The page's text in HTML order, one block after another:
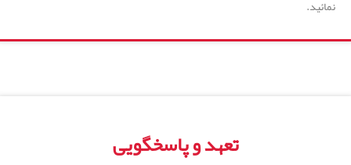
نمائید.
تعهد و پاسخگویی